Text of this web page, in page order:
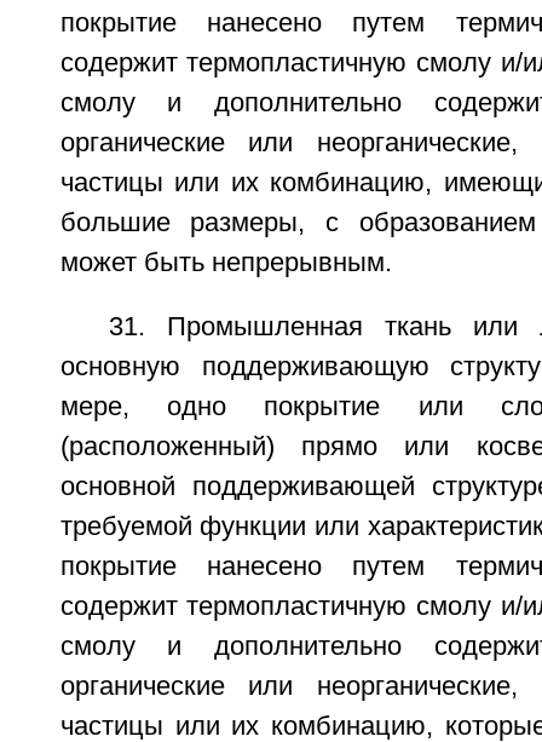
покрытие нанесено путем
содержит термопластичную смолу и/
смолу и дополнительно
органические или
частицы или их комбинацию,
большие размеры, с образованием
может быть непрерывным.
31. Промышленная ткань или
основную поддерживающую
мере, одно покрытие или
(расположенный) прямо или
основной поддерживающей
требуемой функции или
покрытие нанесено путем
содержит термопластичную смолу и/
смолу и дополнительно
органические или
частицы или их комбинацию,